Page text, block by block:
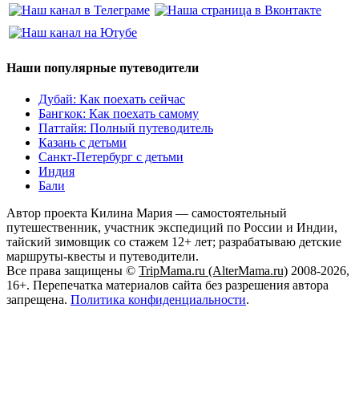
Наши популярные путеводители
Дубай: Как поехать сейчас
Бангкок: Как поехать самому
Паттайя: Полный путеводитель
Казань с детьми
Санкт-Петербург с детьми
Индия
Бали
Автор проекта Килина Мария — самостоятельный
путешественник, участник экспедиций по России и Индии,
тайский зимовщик со стажем 12+ лет; разрабатываю детские
маршруты-квесты и путеводители.
Все права защищены © TripMama.ru (AlterMama.ru) 2008-2026,
16+. Перепечатка материалов сайта без разрешения автора
запрещена. Политика конфиденциальности.